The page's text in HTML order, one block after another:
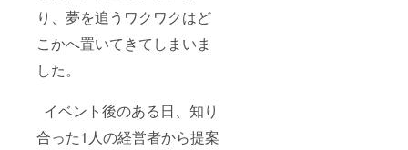
り、夢を追うワクワクはど
こかへ置いてきてしまいま
した。
イベント後のある日、知り
合った1人の経営者から提案